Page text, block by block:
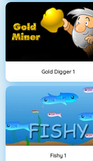
Gold Digger 1
Fishy 1